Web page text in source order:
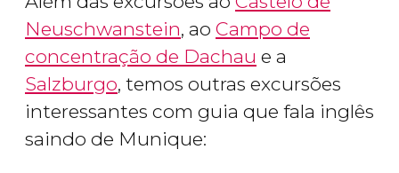
Neuschwanstein, ao Campo de
concentração de Dachau e a
Salzburgo, temos outras excursões
interessantes com guia que fala inglês
saindo de Munique: